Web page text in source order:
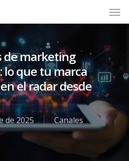
de marketing
lo que tu marca
el radar desde
de 2025 Canales